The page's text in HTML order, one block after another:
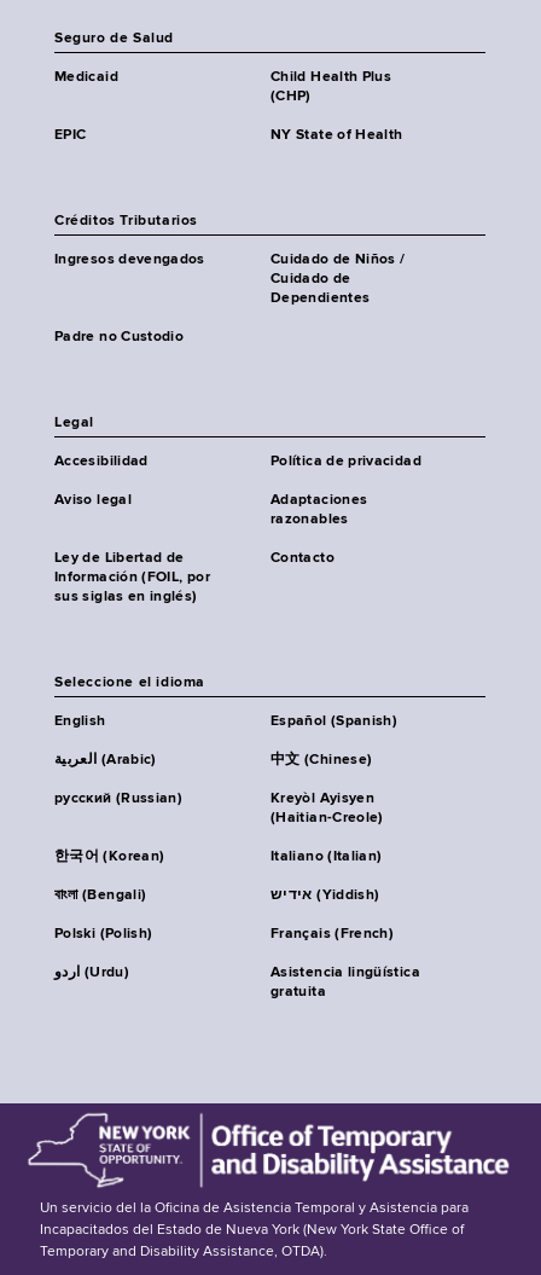
Seguro de Salud
Medicaid
Child Health Plus
(CHP)
EPIC NY State of Health
Créditos Tributarios
Ingresos devengados
Cuidado de Niños /
Cuidado de
Dependientes
Padre no Custodio
Legal
Accesibilidad Política de privacidad
Aviso legal
Adaptaciones
razonables
Ley de Libertad de
Información (FOIL, por
sus siglas en inglés)
Contacto
Seleccione el idioma
English Español (Spanish)
العربية (Arabic) 中文 (Chinese)
русский (Russian)
Kreyòl Ayisyen
(Haitian-Creole)
한국어 (Korean) Italiano (Italian)
বাংলা (Bengali) אידיש (Yiddish)
Polski (Polish) Français (French)
اردو (Urdu)
Asistencia lingüística
gratuita
Un servicio del la Oficina de Asistencia Temporal y Asistencia para
Incapacitados del Estado de Nueva York (New York State Office of
Temporary and Disability Assistance, OTDA).